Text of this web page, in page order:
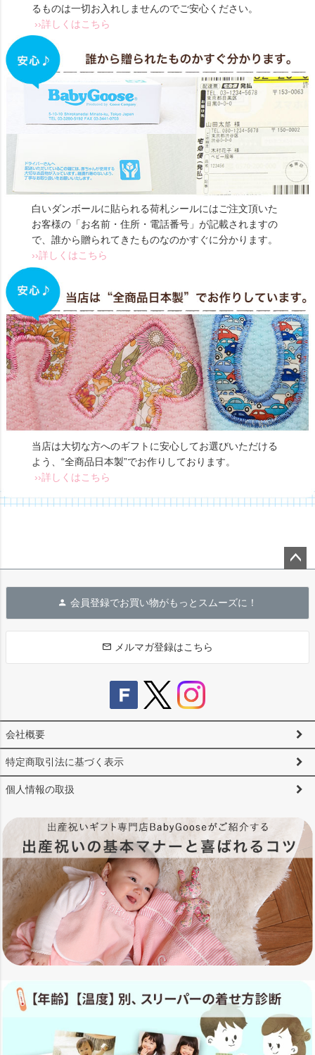
るものは一切お入れしませんのでご安心ください。
››詳しくはこちら
白いダンボールに貼られる荷札シールにはご注文頂いた
お客様の「お名前・住所・電話番号」が記載されますの
で、誰から贈られてきたものなのかすぐに分かります。
››詳しくはこちら
当店は大切な方へのギフトに安心してお選びいただける
よう、“全商品日本製”でお作りしております。
››詳しくはこちら
へ
会員登録でお買い物がもっとスムーズに！
メルマガ登録はこちら
会社概要
特定商取引法に基づく表示
個人情報の取扱